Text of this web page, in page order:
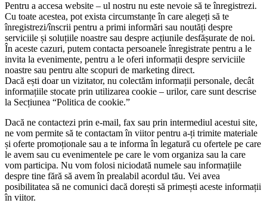
Pentru a accesa website – ul nostru nu este nevoie să te înregistrezi.
Cu toate acestea, pot exista circumstanțe în care alegeți să te
înregistrezi/înscrii pentru a primi informări sau noutăți despre
serviciile și soluțiile noastre sau despre acțiunile desfășurate de noi.
În aceste cazuri, putem contacta persoanele înregistrate pentru a le
invita la evenimente, pentru a le oferi informații despre serviciile
noastre sau pentru alte scopuri de marketing direct.
Dacă ești doar un vizitator, nu colectăm informații personale, decât
informațiile stocate prin utilizarea cookie – urilor, care sunt descrise
la Secțiunea “Politica de cookie.”
Dacă ne contactezi prin e-mail, fax sau prin intermediul acestui site,
ne vom permite să te contactam în viitor pentru a-ți trimite materiale
și oferte promoționale sau a te informa în legatură cu ofertele pe care
le avem sau cu evenimentele pe care le vom organiza sau la care
vom participa. Nu vom folosi niciodată numele sau informațiile
despre tine fără să avem în prealabil acordul tău. Vei avea
posibilitatea să ne comunici dacă dorești să primești aceste informații
în viitor.